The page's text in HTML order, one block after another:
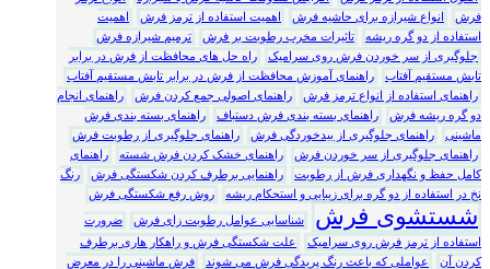
فرش
انواع شیرازه برای حاشیه فرش اهمیت استفاده از ترمز فرش
اهمیت
استفاده از دو گره ریشه
تاثیرات مخرب رطوبت بر فرش
ترمیم شیرازه فرش
جلوگیری از سر خوردن فرش روی سرامیک
راه حل های محافظت از فرش در برابر
تابش مستقیم آفتاب
راهنمای آموزش محافظت از فرش در برابر تابش مستقیم آفتاب
راهنمای استفاده از انواع ترمز فرش
راهنمای اصولی جمع کردن فرش
راهنمای انجام
دو گره ریشه فرش
راهنمای بسته بندی فرش دستباف
راهنمای بسته بندی فرش
ماشینی
راهنمای جلوگیری از بیدخوردگی فرش
راهنمای جلوگیری از رطوبت فرش
راهنمای جلوگیری از سر خوردن فرش
راهنمای خشک کردن فرش شسته
راهنمای
کامل حفظ و نگهداری فرش از رطوبت
راهنمایی برطرف کردن شکستگی فرش
رنگ
نخ در استفاده از دو گره برای زیبایی و استحکام ریشه
روش رفع شکستگی فرش
شستشوی فرش شناسایی عوامل رطوبت زای فرش
ضرورت
استفاده از ترمز فرش روی سرامیک
علت شکستگی فرش و راهکار هاری برطرف
کردن آن
عواملی که باعث رنگ پریدگی فرش می شوند فرش ماشینی را در معرض